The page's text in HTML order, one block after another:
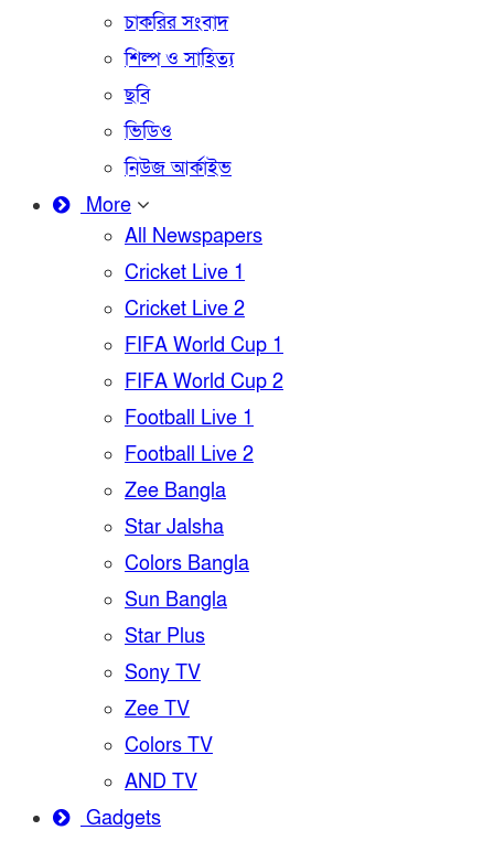
চাকরির সংবাদ
শিল্প ও সাহিত্য
ছবি
ভিডিও
নিউজ আর্কাইভ
More
All Newspapers
Cricket Live 1
Cricket Live 2
FIFA World Cup 1
FIFA World Cup 2
Football Live 1
Football Live 2
Zee Bangla
Star Jalsha
Colors Bangla
Sun Bangla
Star Plus
Sony TV
Zee TV
Colors TV
AND TV
Gadgets